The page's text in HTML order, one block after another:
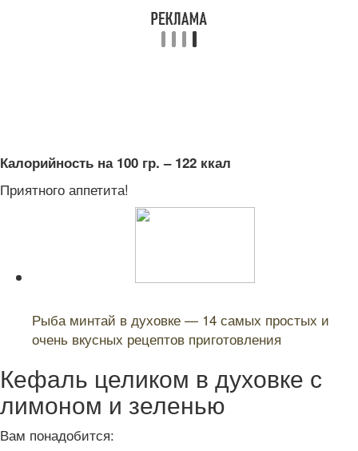
Калорийность на 100 гр. – 122 ккал
Приятного аппетита!
Рыба минтай в духовке — 14 самых простых и
очень вкусных рецептов приготовления
Кефаль целиком в духовке с
лимоном и зеленью
Вам понадобится: